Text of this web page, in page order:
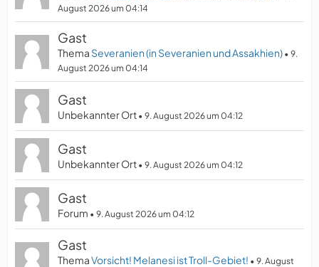
August 2026 um 04:14
Gast
Thema Severanien (in Severanien und Assakhien)
9.
August 2026 um 04:14
Gast
Unbekannter Ort 9. August 2026 um 04:12
Gast
Unbekannter Ort 9. August 2026 um 04:12
Gast
Forum 9. August 2026 um 04:12
Gast
ThemaVorsicht! Melanesi ist Troll-Gebiet!
9. August